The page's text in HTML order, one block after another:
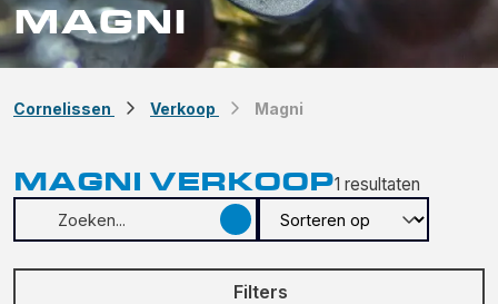
MAGNI
Cornelissen Verkoop Magni
MAGNI VERKOOP1 resultaten
Filters